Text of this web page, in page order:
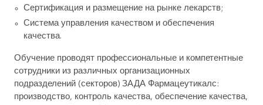
Сертификация и размещение на рынке лекарств;
Система управления качеством и обеспечения
качества.
Обучение проводят профессиональные и компетентные
сотрудники из различных организационных
подразделений (секторов) ЗАДА Фармацеутикалс:
производство, контроль качества, обеспечение качества,